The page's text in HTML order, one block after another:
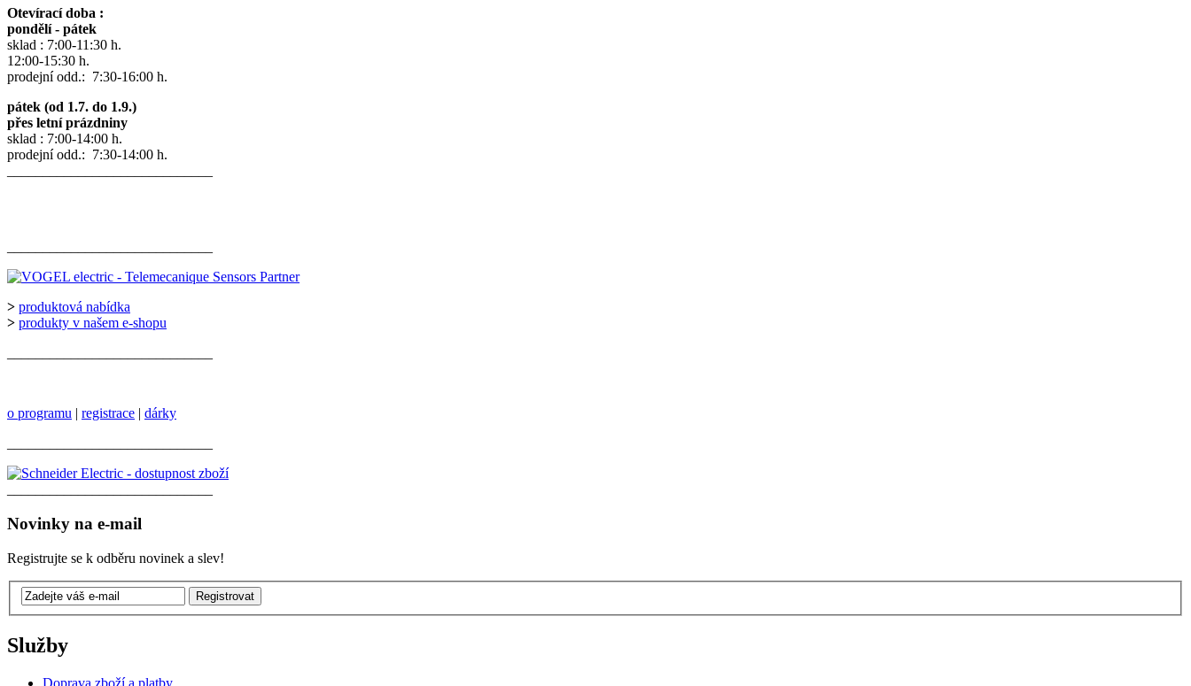
Otevírací doba :
pondělí - pátek
sklad : 7:00-11:30 h.
12:00-15:30 h.
prodejní odd.: 7:30-16:00 h.
pátek (od 1.7. do 1.9.)
přes letní prázdniny
sklad : 7:00-14:00 h.
prodejní odd.: 7:30-14:00 h.
> produktová nabídka
> produkty v našem e-shopu
o programu | registrace | dárky
Novinky na e-mail
Registrujte se k odběru novinek a slev!
Služby